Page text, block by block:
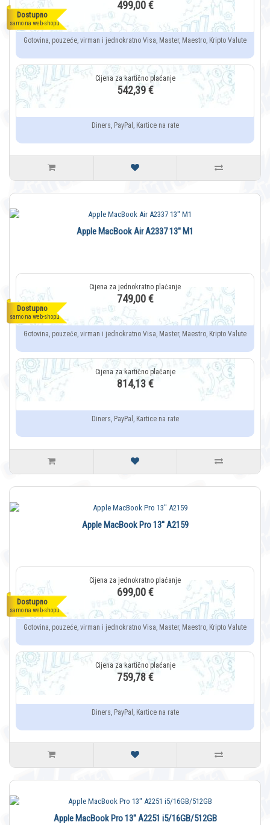
Dostupno
samo na web-shopu
499,00 €
Gotovina, pouzeće, virman i jednokratno Visa, Master, Maestro, Kripto Valute
542,39 €
Diners, PayPal, Kartice na rate
Dostupno
samo na web-shopu
Apple MacBook Air A2337 13'' M1
749,00 €
Gotovina, pouzeće, virman i jednokratno Visa, Master, Maestro, Kripto Valute
814,13 €
Diners, PayPal, Kartice na rate
Dostupno
samo na web-shopu
Apple MacBook Pro 13'' A2159
699,00 €
Gotovina, pouzeće, virman i jednokratno Visa, Master, Maestro, Kripto Valute
759,78 €
Diners, PayPal, Kartice na rate
Apple MacBook Pro 13'' A2251 i5/16GB/512GB